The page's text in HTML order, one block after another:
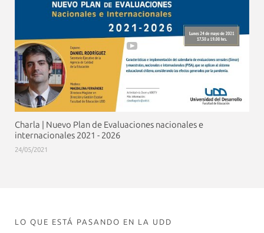
Charla | Nuevo Plan de Evaluaciones nacionales e
internacionales 2021 - 2026
24/05/2021
LO QUE ESTÁ PASANDO EN LA UDD